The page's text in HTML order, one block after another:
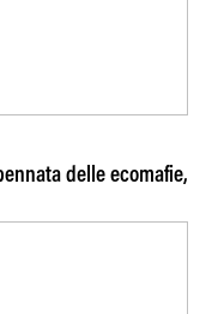
delle ecomafie,